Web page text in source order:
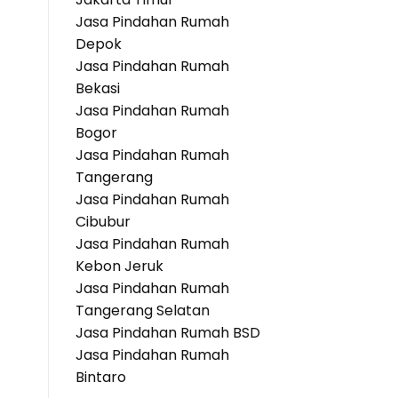
Jasa Pindahan Rumah
Depok
Jasa Pindahan Rumah
Bekasi
Jasa Pindahan Rumah
Bogor
Jasa Pindahan Rumah
Tangerang
Jasa Pindahan Rumah
Cibubur
Jasa Pindahan Rumah
Kebon Jeruk
Jasa Pindahan Rumah
Tangerang Selatan
Jasa Pindahan Rumah BSD
Jasa Pindahan Rumah
Bintaro